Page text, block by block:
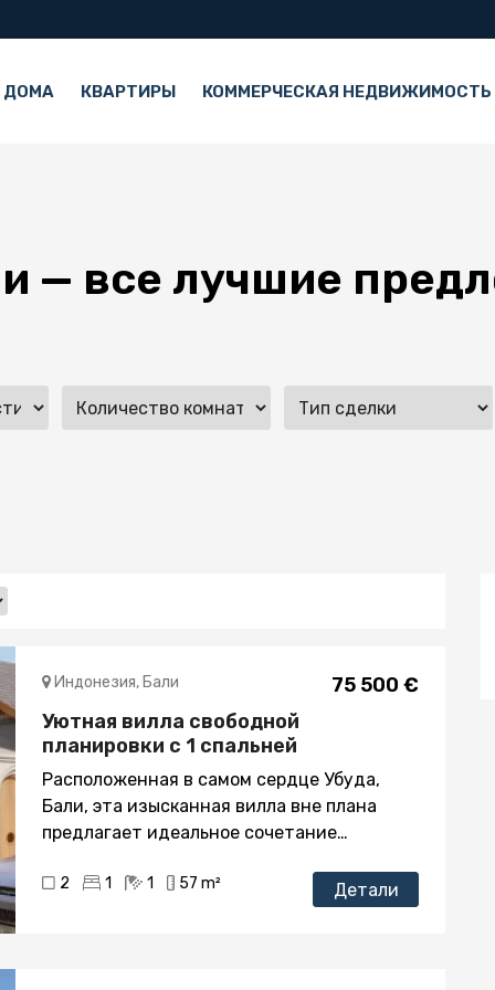
ДОМА КВАРТИРЫ КОММЕРЧЕСКАЯ НЕДВИЖИМОСТЬ
— все лучшие
75 500 €
Индонезия, Бали
Уютная вилла свободной
планировки с 1 спальней
Расположенная в самом сердце Убуда,
Бали, эта изысканная вилла вне плана
предлагает идеальное сочетание
очарования. Идеально подходящая для
тех, кто ищет спокойного уединения или
2 1 1 57 m² Детали